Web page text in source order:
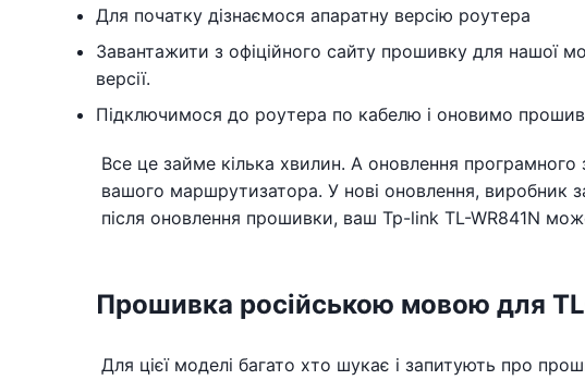
Для початку дізнаємося апаратну версію роутера
Завантажити з офіційного сайту прошивку для нашої
версії.
Підключимося до роутера по кабелю і оновимо
Все це займе кілька хвилин. А оновлення
вашого маршрутизатора. У нові оновлення,
після оновлення прошивки, ваш Tp-link TL-WR841N
Прошивка російською мовою для
Для цієї моделі багато хто шукає і запитують про